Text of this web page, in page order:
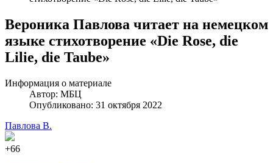
Вероника Павлова читает на немецком
языке стихотворение «Die Rose, die
Lilie, die Taube»
Информация о материале
Автор: МБЦ
Опубликовано: 31 октября 2022
Павлова В.
+66